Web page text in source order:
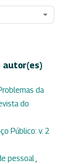
autor(es)
da
do
Público: v. 2
pessoal,